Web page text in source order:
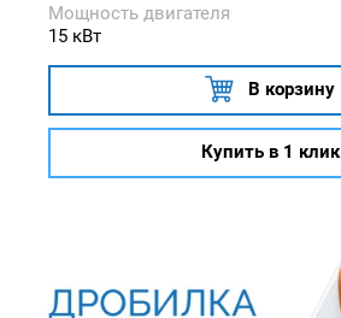
Мощность двигателя
15 кВт
В корзину
Купить в 1 клик